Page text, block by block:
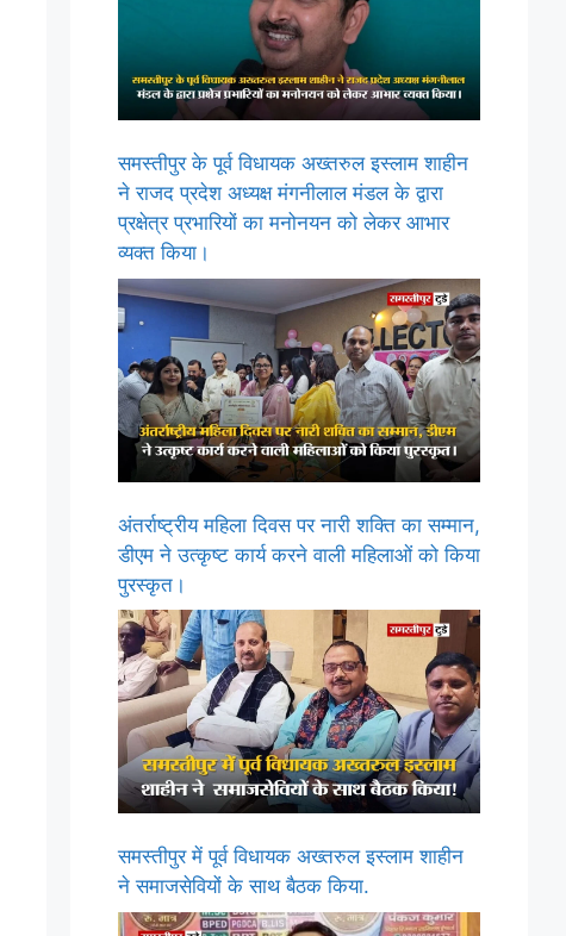
समस्तीपुर के पूर्व विधायक अख्तरुल इस्लाम शाहीन
ने राजद प्रदेश अध्यक्ष मंगनीलाल मंडल के द्वारा
प्रक्षेत्र प्रभारियों का मनोनयन को लेकर आभार
व्यक्त किया।
अंतर्राष्ट्रीय महिला दिवस पर नारी शक्ति का सम्मान,
डीएम ने उत्कृष्ट कार्य करने वाली महिलाओं को किया
पुरस्कृत।
समस्तीपुर में पूर्व विधायक अख्तरुल इस्लाम शाहीन
ने समाजसेवियों के साथ बैठक किया.